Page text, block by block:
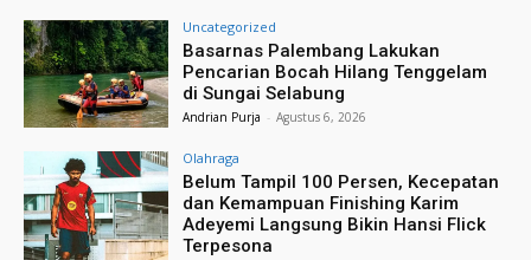
Uncategorized
Basarnas Palembang Lakukan
Pencarian Bocah Hilang Tenggelam
di Sungai Selabung
Andrian Purja - Agustus 6, 2026
Olahraga
Belum Tampil 100 Persen, Kecepatan
dan Kemampuan Finishing Karim
Adeyemi Langsung Bikin Hansi Flick
Terpesona